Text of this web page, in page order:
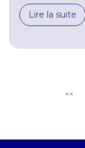
Lire la suite
<<